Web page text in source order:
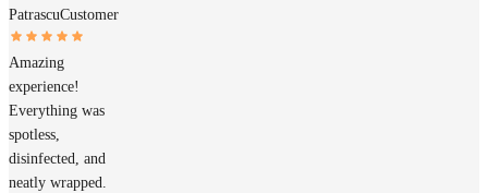
PatrascuCustomer
Amazing
experience!
Everything was
spotless,
disinfected, and
neatly wrapped.